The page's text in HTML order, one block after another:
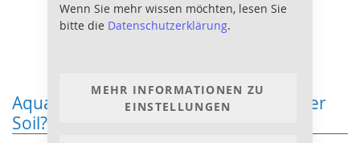
Wenn Sie mehr wissen möchten, lesen Sie
bitte die Datenschutzerklärung.
MEHR INFORMATIONEN ZU
EINSTELLUNGEN
Aquarium Bodengrund: Kies, Sand oder
Soil?